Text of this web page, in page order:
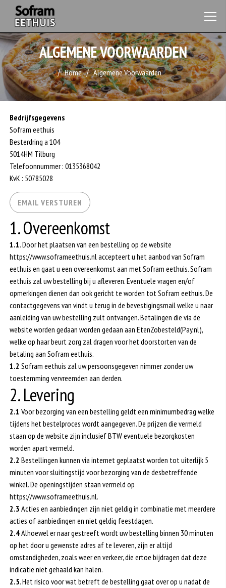
ALGEMENE VOORWAARDEN
Home Algemene Voorwaarden
Bedrijfsgegevens
Sofram eethuis
Besterdring a 104
5014HM Tilburg
Telefoonnummer : 0135368042
KvK : 50785028
EMAIL VERSTUREN
1. Overeenkomst
1.1. Door het plaatsen van een bestelling op de website
https://www.soframeethuis.nl accepteert u het aanbod van Sofram
eethuis en gaat u een overeenkomst aan met Sofram eethuis. Sofram
eethuis zal uw bestelling bij u afleveren. Eventuele vragen en/of
opmerkingen dienen dan ook gericht te worden tot Sofram eethuis. De
contactgegevens van vindt u terug in de bevestigingsmail welke u naar
aanleiding van uw bestelling zult ontvangen. Betalingen die via de
website worden gedaan worden gedaan aan EtenZobesteld(Pay.nl),
welke op haar beurt zorg zal dragen voor het doorstorten van de
betaling aan Sofram eethuis.
1.2 Sofram eethuis zal uw persoonsgegeven nimmer zonder uw
toestemming vervreemden aan derden.
2. Levering
2.1 Voor bezorging van een bestelling geldt een minimumbedrag welke
tijdens het bestelproces wordt aangegeven. De prijzen die vermeld
staan op de website zijn inclusief BTW eventuele bezorgkosten
worden apart vermeld.
2.2 Bestellingen kunnen via internet geplaatst worden tot uiterlijk 5
minuten voor sluitingstijd voor bezorging van de desbetreffende
winkel. De openingstijden staan vermeld op
https://www.soframeethuis.nl.
2.3 Acties en aanbiedingen zijn niet geldig in combinatie met meerdere
acties of aanbiedingen en niet geldig feestdagen.
2.4Alhoewel er naar gestreeft wordt uw bestelling binnen 30 minuten
op het door u gewenste adres af te leveren, zijn er altijd
omstandigheden, zoals weer en verkeer, die ertoe bijdragen dat deze
indicatie niet gehaald kan halen.
2.5. Het risico voor wat betreft de bestelling gaat over op u nadat de